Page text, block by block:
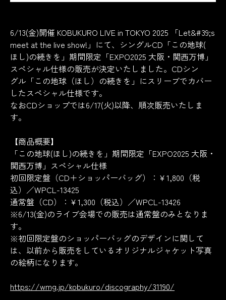
6/13(金)開催 KOBUKURO LIVE in TOKYO 2025 「Let&#39;s
meet at the live show!」にて、シングルCD「この地球(
ほし)の続きを」期間限定「EXPO2025 大阪・関西万博」
スペシャル仕様の販売が決定いたしました。CDシン
グル「この地球（ほし）の続きを」にスリーブでカバー
したスペシャル仕様です。
なおCDショップでは6/17(火)以降、順次販売いたしま
す。
【商品概要】
「この地球(ほし)の続きを」期間限定「EXPO2025 大阪・
関西万博」スペシャル仕様
初回限定盤（CD＋ショッパーバッグ）：￥1,800（税
込）／WPCL-13425
通常盤（CD）：￥1,300（税込）／WPCL-13426
※6/13(金)のライブ会場での販売は通常盤のみとなりま
す。
※初回限定盤のショッパーバッグのデザインに関して
は、以前から販売をしているオリジナルジャケット写真
の絵柄になります。
https://wmg.jp/kobukuro/discography/31190/